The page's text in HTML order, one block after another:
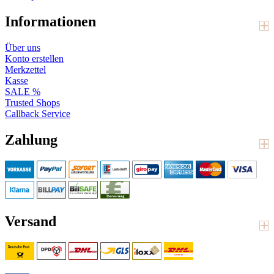
Informationen
Über uns
Konto erstellen
Merkzettel
Kasse
SALE %
Trusted Shops
Callback Service
Zahlung
Versand